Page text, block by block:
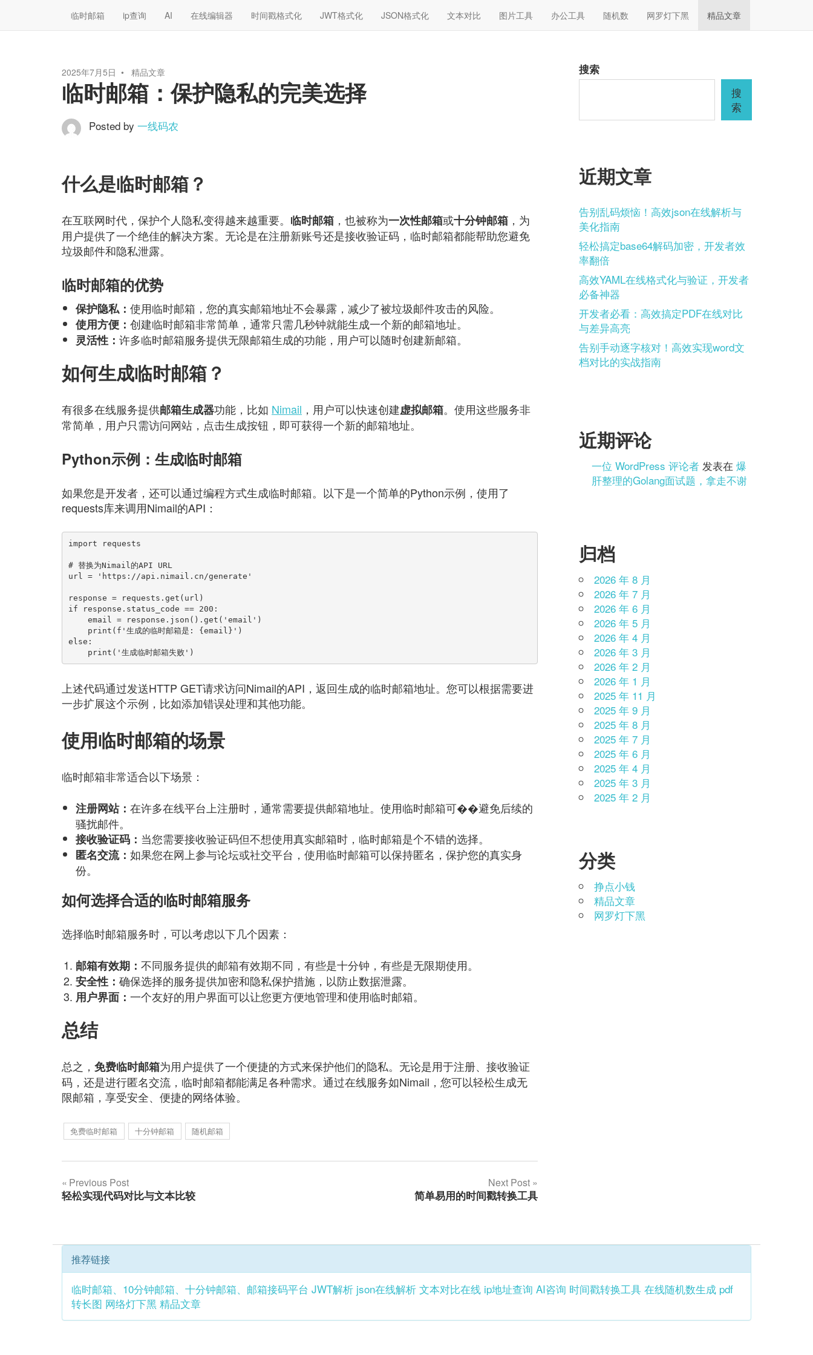
临时邮箱 ip查询 AI 在线编辑器 时间戳格式化 JWT格式化 JSON格式化 文本对比 图片工具 办公工具 随机数 网罗灯下黑 精品文章
2025年7月5日 精品文章
临时邮箱：保护隐私的完美选择
Posted by 一线码农
什么是临时邮箱？
在互联网时代，保护个人隐私变得越来越重要。 临时邮箱 ，也被称为一次性邮箱或十分钟邮箱 ，为
用户提供了一个绝佳的解决方案。无论是在注册新账号还是接收验证码，临时邮箱都能帮助您避免
垃圾邮件和隐私泄露。
临时邮箱的优势
保护隐私： 使用临时邮箱，您的真实邮箱地址不会暴露，减少了被垃圾邮件攻击的风险。
使用方便： 创建临时邮箱非常简单，通常只需几秒钟就能生成一个新的邮箱地址。
灵活性： 许多临时邮箱服务提供无限邮箱生成的功能，用户可以随时创建新邮箱。
如何生成临时邮箱？
有很多在线服务提供邮箱生成器功能，比如 Nimail ，用户可以快速创建虚拟邮箱。使用这些服务非
常简单，用户只需访问网站，点击生成按钮，即可获得一个新的邮箱地址。
Python示例：生成临时邮箱
如果您是开发者，还可以通过编程方式生成临时邮箱。以下是一个简单的Python示例，使用了
requests库来调用Nimail的API：
import requests
# 替换为Nimail的API URL
url = 'https://api.nimail.cn/generate'
response = requests.get(url)
if response.status_code == 200:
else:
上述代码通过发送HTTP GET请求访问Nimail的API，返回生成的临时邮箱地址。您可以根据需要进
一步扩展这个示例，比如添加错误处理和其他功能。
使用临时邮箱的场景
临时邮箱非常适合以下场景：
注册网站： 在许多在线平台上注册时，通常需要提供邮箱地址。使用临时邮箱可��避免后续的
骚扰邮件。
接收验证码： 当您需要接收验证码但不想使用真实邮箱时，临时邮箱是个不错的选择。
匿名交流： 如果您在网上参与论坛或社交平台，使用临时邮箱可以保持匿名，保护您的真实身
份。
如何选择合适的临时邮箱服务
选择临时邮箱服务时，可以考虑以下几个因素：
邮箱有效期： 不同服务提供的邮箱有效期不同，有些是十分钟，有些是无限期使用。
安全性： 确保选择的服务提供加密和隐私保护措施，以防止数据泄露。
用户界面： 一个友好的用户界面可以让您更方便地管理和使用临时邮箱。
总结
总之， 免费临时邮箱为用户提供了一个便捷的方式来保护他们的隐私。无论是用于注册、接收验证
码，还是进行匿名交流，临时邮箱都能满足各种需求。通过在线服务如Nimail，您可以轻松生成无
限邮箱，享受安全、便捷的网络体验。
免费临时邮箱 十分钟邮箱 随机邮箱
文
导
航
Previous Post
轻松实现代码对比与文本比较
Next Post
简单易用的时间戳转换工具
搜索
搜
索
近期文章
告别乱码烦恼！高效json在线解析与
美化指南
轻松搞定base64解码加密，开发者效
率翻倍
高效YAML在线格式化与验证，开发者
必备神器
开发者必看：高效搞定PDF在线对比
与差异高亮
告别手动逐字核对！高效实现word文
档对比的实战指南
近期评论
一位 WordPress 评论者 发表在爆
肝整理的Golang面试题，拿走不谢
归档
2026 年 8 月
2026 年 7 月
2026 年 6 月
2026 年 5 月
2026 年 4 月
2026 年 3 月
2026 年 2 月
2026 年 1 月
2025 年 11 月
2025 年 9 月
2025 年 8 月
2025 年 7 月
2025 年 6 月
2025 年 4 月
2025 年 3 月
2025 年 2 月
分类
挣点小钱
精品文章
网罗灯下黑
推荐链接
临时邮箱、10分钟邮箱、十分钟邮箱、邮箱接码平台 JWT解析 json在线解析 文本对比在线 ip地址查询 AI咨询 时间戳转换工具 在线随机数生成 pdf
转长图 网络灯下黑 精品文章